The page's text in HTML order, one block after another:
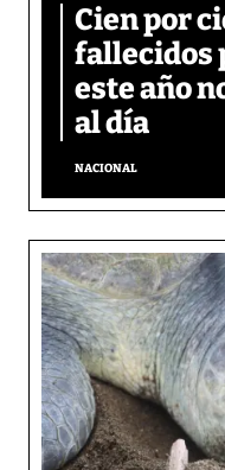
Cien por
fallecidos
este año
al día
NACIONAL